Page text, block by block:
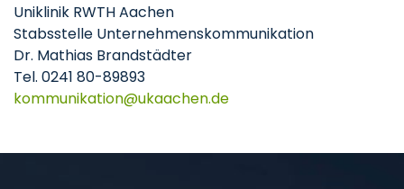
Uniklinik RWTH Aachen
Stabsstelle Unternehmenskommunikation
Dr. Mathias Brandstädter
Tel. 0241 80-89893
kommunikation
ukaachende